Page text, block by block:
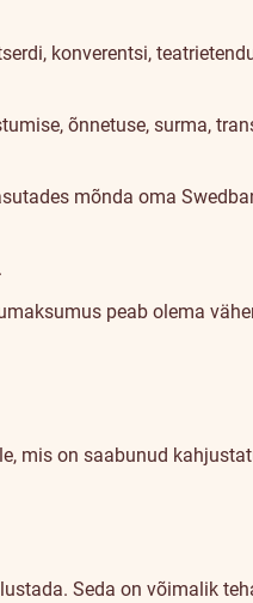
konverentsi,
õnnetuse, surma,
mõnda oma
peab olema
mis on saabunud
Seda on võimalik